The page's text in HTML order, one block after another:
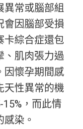
異常或腦部組
會因腦部受損
卡綜合症還包
、肌肉張力過
因懷孕期間感
天性異常的機
，而此情
染。